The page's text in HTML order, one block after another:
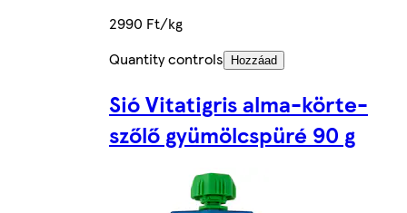
2990 Ft/kg
Quantity controls
Hozzáad
Sió Vitatigris alma-körte-
szőlő gyümölcspüré 90 g